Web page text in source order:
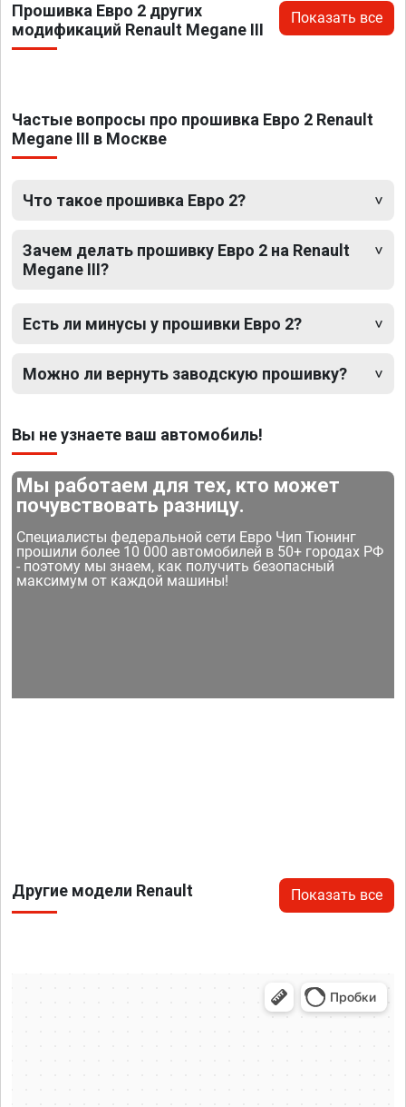
Прошивка Евро 2 других
модификаций Renault Megane III
Показать все
Частые вопросы про прошивка Евро 2 Renault
Megane III в Москве
Что такое прошивка Евро 2?
Зачем делать прошивку Евро 2 на Renault
Megane III?
Есть ли минусы у прошивки Евро 2?
Можно ли вернуть заводскую прошивку?
Вы не узнаете ваш автомобиль!
Мы работаем для тех, кто может
почувствовать разницу.
Специалисты федеральной сети Евро Чип Тюнинг
прошили более 10 000 автомобилей в 50+ городах РФ
- поэтому мы знаем, как получить безопасный
максимум от каждой машины!
Другие модели Renault Показать все